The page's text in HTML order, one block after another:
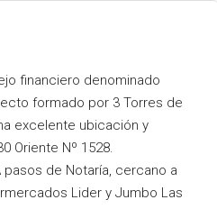
financiero denominado
formado por 3 Torres de
excelente ubicación y
Oriente Nº 1528.
de Notaría, cercano a
Lider y Jumbo Las